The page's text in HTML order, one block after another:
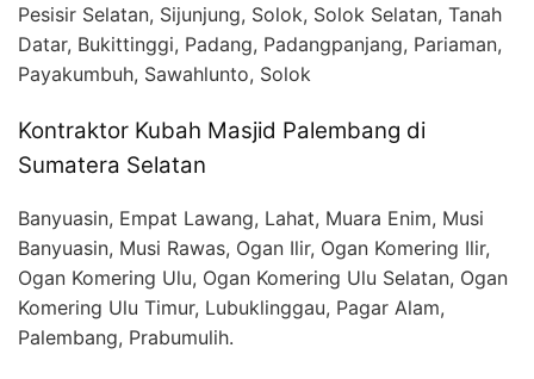
Pesisir Selatan, Sijunjung, Solok, Solok Selatan, Tanah
Datar, Bukittinggi, Padang, Padangpanjang, Pariaman,
Payakumbuh, Sawahlunto, Solok
Kontraktor Kubah Masjid Palembang di
Sumatera Selatan
Banyuasin, Empat Lawang, Lahat, Muara Enim, Musi
Banyuasin, Musi Rawas, Ogan Ilir, Ogan Komering Ilir,
Ogan Komering Ulu, Ogan Komering Ulu Selatan, Ogan
Komering Ulu Timur, Lubuklinggau, Pagar Alam,
Palembang, Prabumulih.